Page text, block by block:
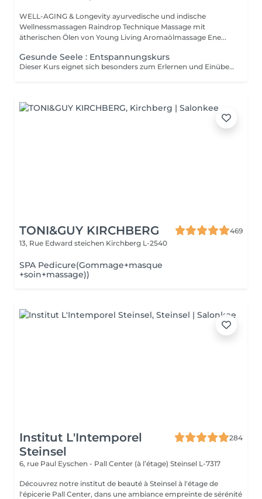
WELL-AGING & Longevity ayurvedische und indische
Wellnessmassagen Raindrop Technique Massage mit
ätherischen Ölen von Young Living Aromaölmassage Ene...
Gesunde Seele : Entspannungskurs
Dieser Kurs eignet sich besonders zum Erlernen und Einüben des AUTOGENEN TRAININGS und der Inhalt der einzelnen Sitzungen kann jederzeit an die Bedürfnisse der Gruppe angepasst werden. Ich werde dir auch zeigen wie du am besten im Alltag mit Stress umgehen kannst und zeige dir auch verschiedene andere Entspannungstechniken. Ich werde Dir auch verschiedene ätherische Öle vorstellen welche du gut in dein entspanntes Leben integrieren kannst. Beteiligung : 9 Abende zu einem Pauschalpreis von 200 Euros (inkl. Kursmanuskript) Nur buchbar über den Shop auf der Internetseite www.shanti-relax.lu
TONI&GUY KIRCHBERG
469
13, Rue Edward steichen Kirchberg L-2540
SPA Pedicure(Gommage+masque
+soin+massage))
Institut L'Intemporel
Steinsel
284
6, rue Paul Eyschen - Pall Center (à l’étage) Steinsel L-7317
Découvrez notre institut de beauté à Steinsel à l'étage de
l'épicerie Pall Center, dans une ambiance empreinte de sérénité